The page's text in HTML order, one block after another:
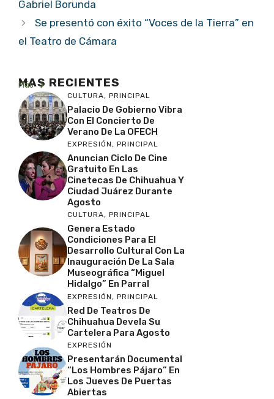
Gabriel Borunda
Se presentó con éxito “Voces de la Tierra” en
el Teatro de Cámara
MAS RECIENTES
Más
CULTURA, PRINCIPAL
Palacio De Gobierno Vibra
Con El Concierto De
Verano De La OFECH
EXPRESIÓN, PRINCIPAL
Anuncian Ciclo De Cine
Gratuito En Las
Cinetecas De Chihuahua Y
Ciudad Juárez Durante
Agosto
CULTURA, PRINCIPAL
Genera Estado
Condiciones Para El
Desarrollo Cultural Con La
Inauguración De La Sala
Museográfica “Miguel
Hidalgo” En Parral
EXPRESIÓN, PRINCIPAL
Red De Teatros De
Chihuahua Devela Su
Cartelera Para Agosto
EXPRESIÓN
Presentarán Documental
“Los Hombres Pájaro” En
Los Jueves De Puertas
Abiertas